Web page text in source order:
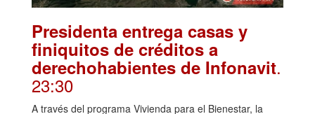
Presidenta entrega casas y
finiquitos de créditos a
derechohabientes de Infonavit.
23:30
A través del programa Vivienda para el Bienestar, la